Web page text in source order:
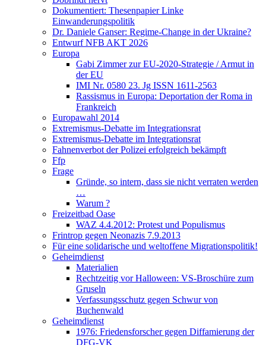
Dokumentiert: Thesenpapier Linke
Einwanderungspolitik
Dr. Daniele Ganser: Regime-Change in der Ukraine?
Entwurf NFB AKT 2026
Europa
Gabi Zimmer zur EU-2020-Strategie / Armut in
der EU
IMI Nr. 0580 23. Jg ISSN 1611-2563
Rassismus in Europa: Deportation der Roma in
Frankreich
Europawahl 2014
Extremismus-Debatte im Integrationsrat
Extremismus-Debatte im Integrationsrat
Fahnenverbot der Polizei erfolgreich bekämpft
Ffp
Frage
Gründe, so intern, dass sie nicht verraten werden
…
Warum ?
Freizeitbad Oase
WAZ 4.4.2012: Protest und Populismus
Frintrop gegen Neonazis 7.9.2013
Für eine solidarische und weltoffene Migrationspolitik!
Geheimdienst
Materialien
Rechtzeitig vor Halloween: VS-Broschüre zum
Gruseln
Verfassungsschutz gegen Schwur von
Buchenwald
Geheimdienst
1976: Friedensforscher gegen Diffamierung der
DFG-VK